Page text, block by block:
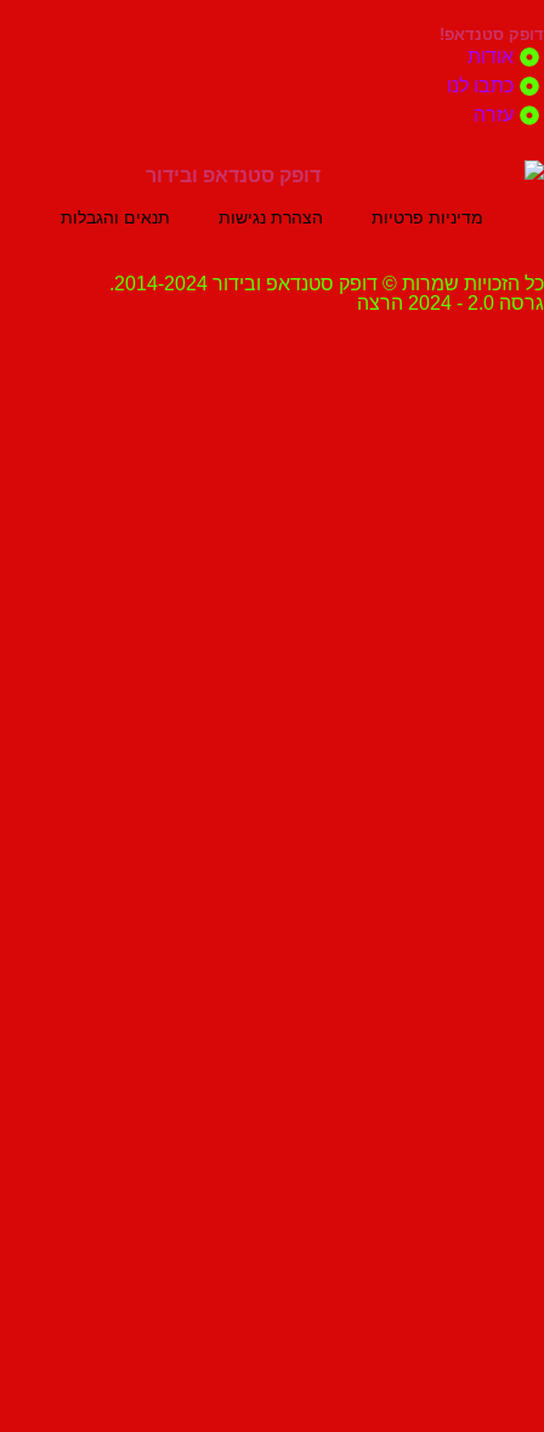
לנו
מדיניות פרטיות הצהרת נגישות תנאים והגבלות
שמרות © דופק סטנדאפ ובידור 2014-2024.